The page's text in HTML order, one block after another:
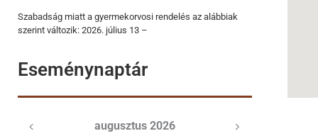
Szabadság miatt a gyermekorvosi rendelés az alábbiak
szerint változik: 2026. július 13 –
Eseménynaptár
augusztus 2026